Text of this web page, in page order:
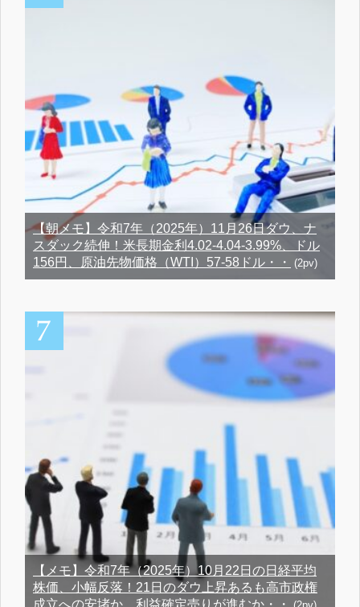
【朝メモ】令和7年（2025年）11月26日ダウ、ナ
スダック続伸！米長期金利4.02-4.04-3.99%、ドル
156円、原油先物価格（WTI）57-58ドル・・
(2pv)
【メモ】令和7年（2025年）10月22日の日経平均
株価、小幅反落！21日のダウ上昇あるも高市政権
成立への安堵か、利益確定売りが進むか・・